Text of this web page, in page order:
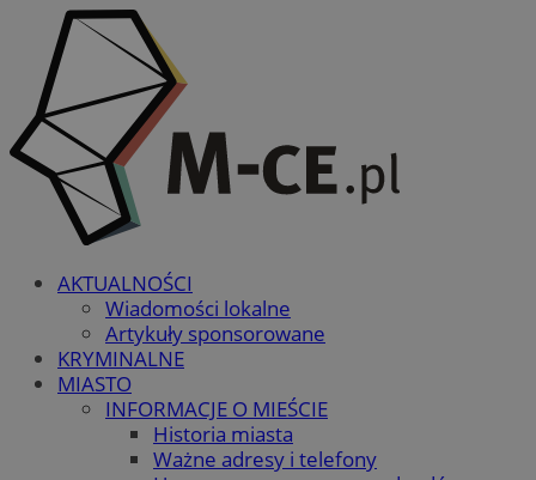
AKTUALNOŚCI
Wiadomości lokalne
Artykuły sponsorowane
KRYMINALNE
MIASTO
INFORMACJE O MIEŚCIE
Historia miasta
Ważne adresy i telefony